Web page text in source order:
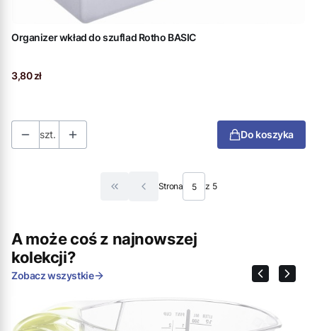
Organizer wkład do szuflad Rotho BASIC
Cena
3,80 zł
szt. Do koszyka
Wróć do pierwszej strony z produktami
Strona z 5
A może coś z najnowszej
kolekcji?
Zobacz wszystkie